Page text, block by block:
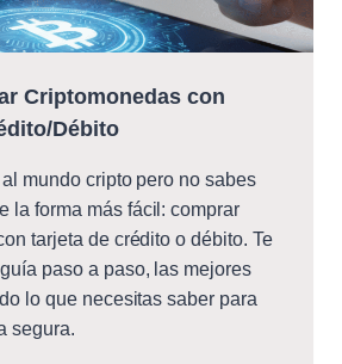
Criptomonedas con
Débito
mundo cripto pero no sabes
la forma más fácil: comprar
tarjeta de crédito o débito. Te
paso a paso, las mejores
lo que necesitas saber para
segura.